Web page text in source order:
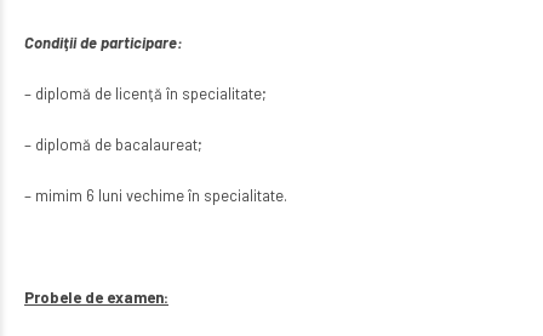
Condiţii de participare:
– diplomă de licenţă în specialitate;
– diplomă de bacalaureat;
– mimim 6 luni vechime în specialitate.
Probele de examen: